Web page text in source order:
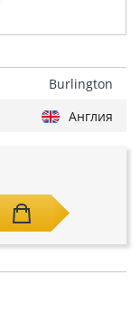
Burlington
Англия